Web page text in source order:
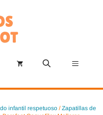
Menú
infantil respetuoso /Zapatillas de